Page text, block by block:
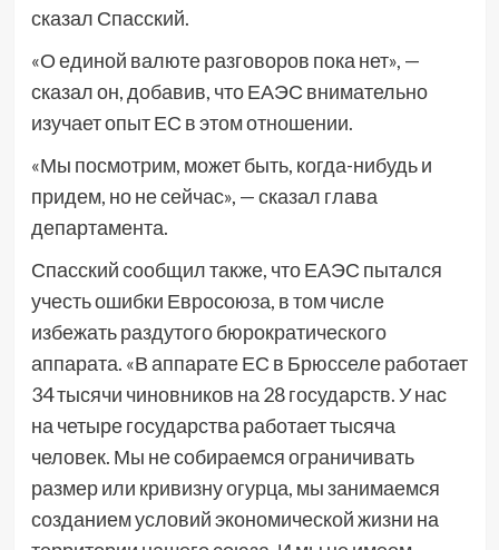
сказал Спасский.
«О единой валюте разговоров пока нет», —
сказал он, добавив, что ЕАЭС внимательно
изучает опыт ЕС в этом отношении.
«Мы посмотрим, может быть, когда-нибудь и
придем, но не сейчас», — сказал глава
департамента.
Спасский сообщил также, что ЕАЭС пытался
учесть ошибки Евросоюза, в том числе
избежать раздутого бюрократического
аппарата. «В аппарате ЕС в Брюсселе работает
34 тысячи чиновников на 28 государств. У нас
на четыре государства работает тысяча
человек. Мы не собираемся ограничивать
размер или кривизну огурца, мы занимаемся
созданием условий экономической жизни на